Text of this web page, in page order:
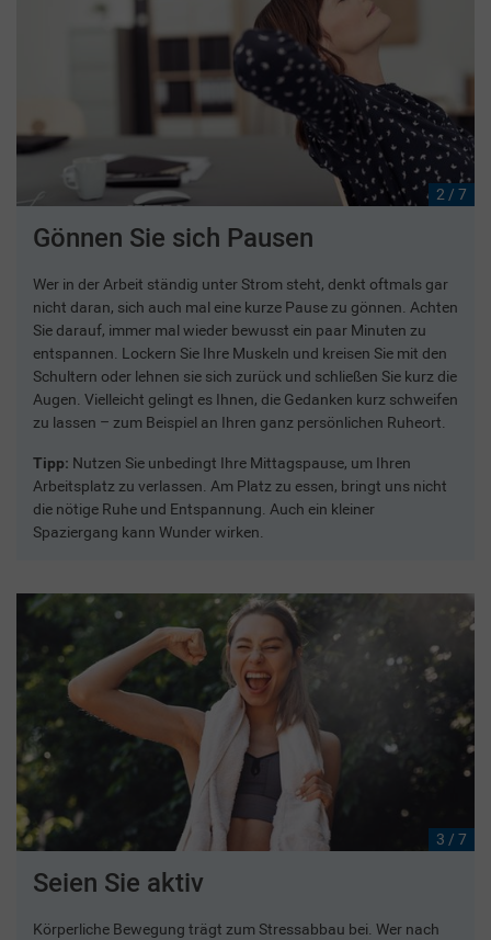
2 / 7
Gönnen Sie sich Pausen
Wer in der Arbeit ständig unter Strom steht, denkt oftmals gar
nicht daran, sich auch mal eine kurze Pause zu gönnen. Achten
Sie darauf, immer mal wieder bewusst ein paar Minuten zu
entspannen. Lockern Sie Ihre Muskeln und kreisen Sie mit den
Schultern oder lehnen sie sich zurück und schließen Sie kurz die
Augen. Vielleicht gelingt es Ihnen, die Gedanken kurz schweifen
zu lassen – zum Beispiel an Ihren ganz persönlichen Ruheort.
Tipp: Nutzen Sie unbedingt Ihre Mittagspause, um Ihren
Arbeitsplatz zu verlassen. Am Platz zu essen, bringt uns nicht
die nötige Ruhe und Entspannung. Auch ein kleiner
Spaziergang kann Wunder wirken.
3 / 7
Seien Sie aktiv
Körperliche Bewegung trägt zum Stressabbau bei. Wer nach